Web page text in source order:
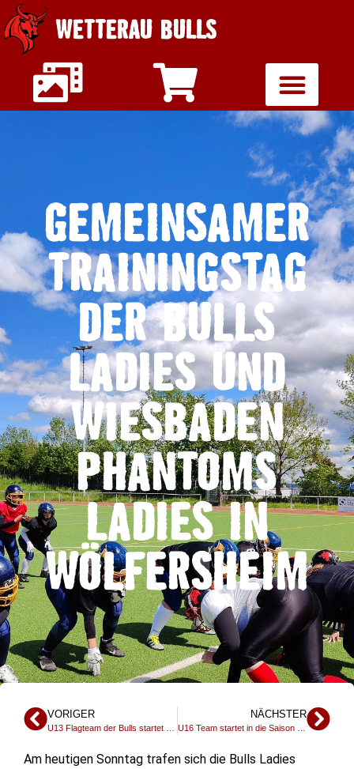
WETTERAU BULLS
GEMEINSAMER
TRAININGSTAG
DER BULLS
LADIES UND
WIESBADEN
PHANTOMS
LADIES IN
WÖLFERSHEIM
VORIGER NÄCHSTER
Am heutigen Sonntag trafen sich die Bulls Ladies